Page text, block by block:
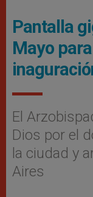
Pantalla
Mayo
El
Dios por el
la ciudad y
Aires